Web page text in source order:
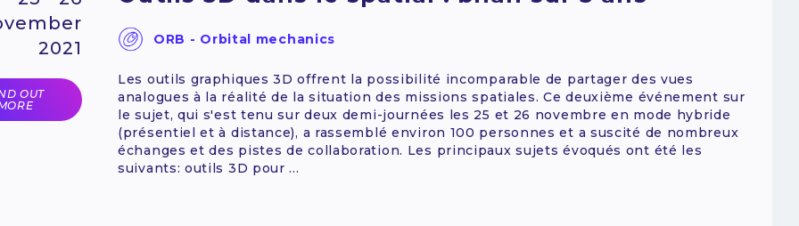
2021
OUT
ORB - Orbital mechanics
Les outils graphiques 3D offrent la possibilité incomparable de partager des vues
analogues à la réalité de la situation des missions spatiales. Ce deuxième événement sur
le sujet, qui s'est tenu sur deux demi-journées les 25 et 26 novembre en mode hybride
(présentiel et à distance), a rassemblé environ 100 personnes et a suscité de nombreux
échanges et des pistes de collaboration. Les principaux sujets évoqués ont été les
suivants: outils 3D pour ...